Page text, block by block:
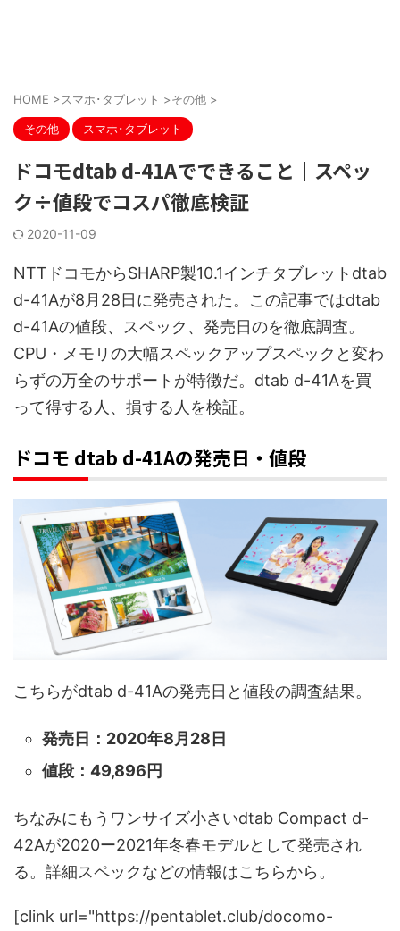
HOME >スマホ･タブレット >その他 >
その他 スマホ･タブレット
ドコモdtab d-41Aでできること｜スペッ
ク÷値段でコスパ徹底検証
2020-11-09
NTTドコモからSHARP製10.1インチタブレットdtab
d-41Aが8月28日に発売された。この記事ではdtab
d-41Aの値段、スペック、発売日のを徹底調査。
CPU・メモリの大幅スペックアップスペックと変わ
らずの万全のサポートが特徴だ。dtab d-41Aを買
って得する人、損する人を検証。
ドコモ dtab d-41Aの発売日・値段
こちらがdtab d-41Aの発売日と値段の調査結果。
発売日：2020年8月28日
値段：49,896円
ちなみにもうワンサイズ小さいdtab Compact d-
42Aが2020ー2021年冬春モデルとして発売され
る。詳細スペックなどの情報はこちらから。
[clink url="https://pentablet.club/docomo-